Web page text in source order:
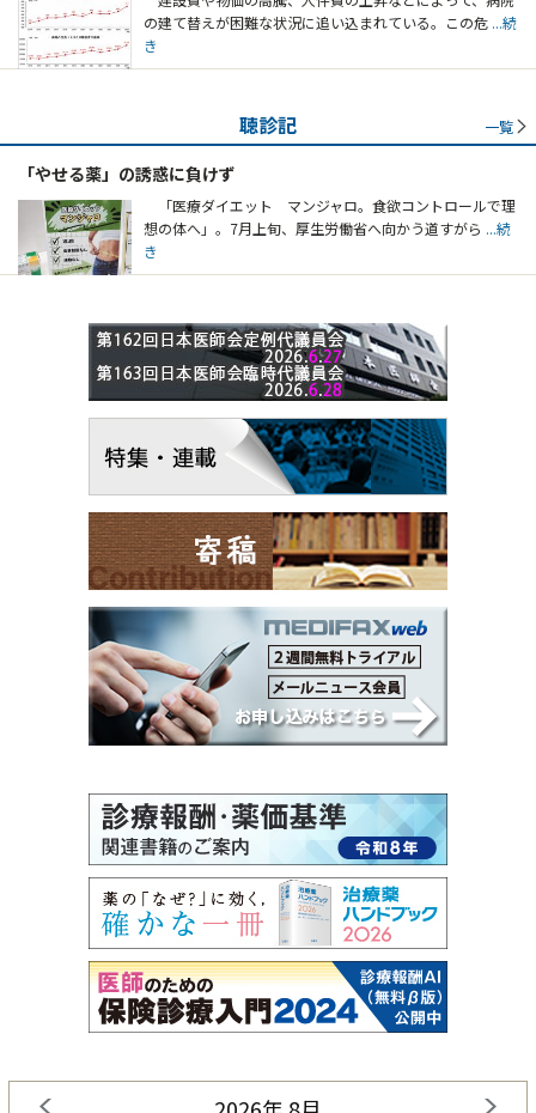
の建て替えが困難な状況に追い込まれている。この危 ...続
き
聴診記 一覧
「やせる薬」の誘惑に負けず
「医療ダイエット マンジャロ。食欲コントロールで理
想の体へ」。7月上旬、厚生労働省へ向かう道すがら ...続
き